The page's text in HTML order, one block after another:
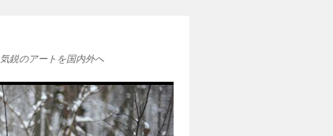
気鋭のアートを国内外へ